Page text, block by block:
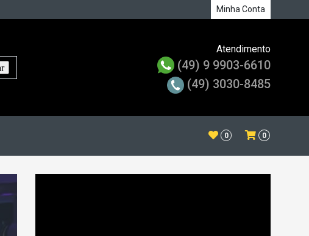
Minha Conta
Atendimento
(49) 9 9903-6610
(49) 3030-8485
0 0